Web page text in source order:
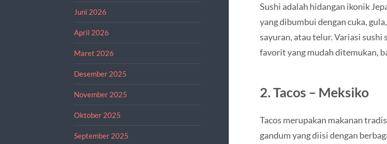
Juni 2026
April 2026
Maret 2026
Desember 2025
November 2025
Oktober 2025
September 2025
Sushi adalah hidangan ikonik
yang dibumbui dengan cuka,
sayuran, atau telur. Variasi
favorit yang mudah ditemukan,
2. Tacos – Meksiko
Tacos merupakan makanan
gandum yang diisi dengan